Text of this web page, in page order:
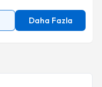
Daha Fazla